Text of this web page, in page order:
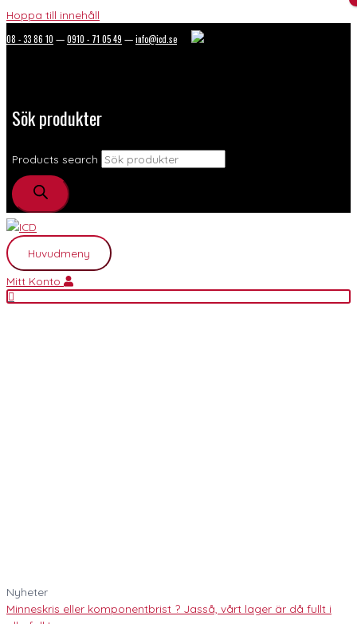
Hoppa till innehåll
08 - 33 86 10 —0910 - 71 05 49 —info@icd.se
Sök produkter
Products search
Huvudmeny
Mitt Konto
Nyheter
Minneskris eller komponentbrist ? Jasså, vårt lager är då fullt i